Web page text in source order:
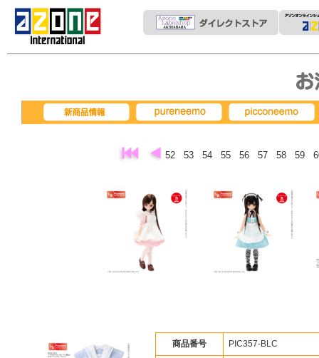
52 53 54 55 56 57 58 59
商品番号 PIC357-BLC